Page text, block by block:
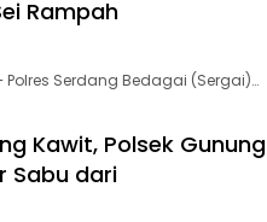
Rampah
Polres Serdang Bedagai (Sergai)…
Kawit, Polsek Gunung
Sabu dari